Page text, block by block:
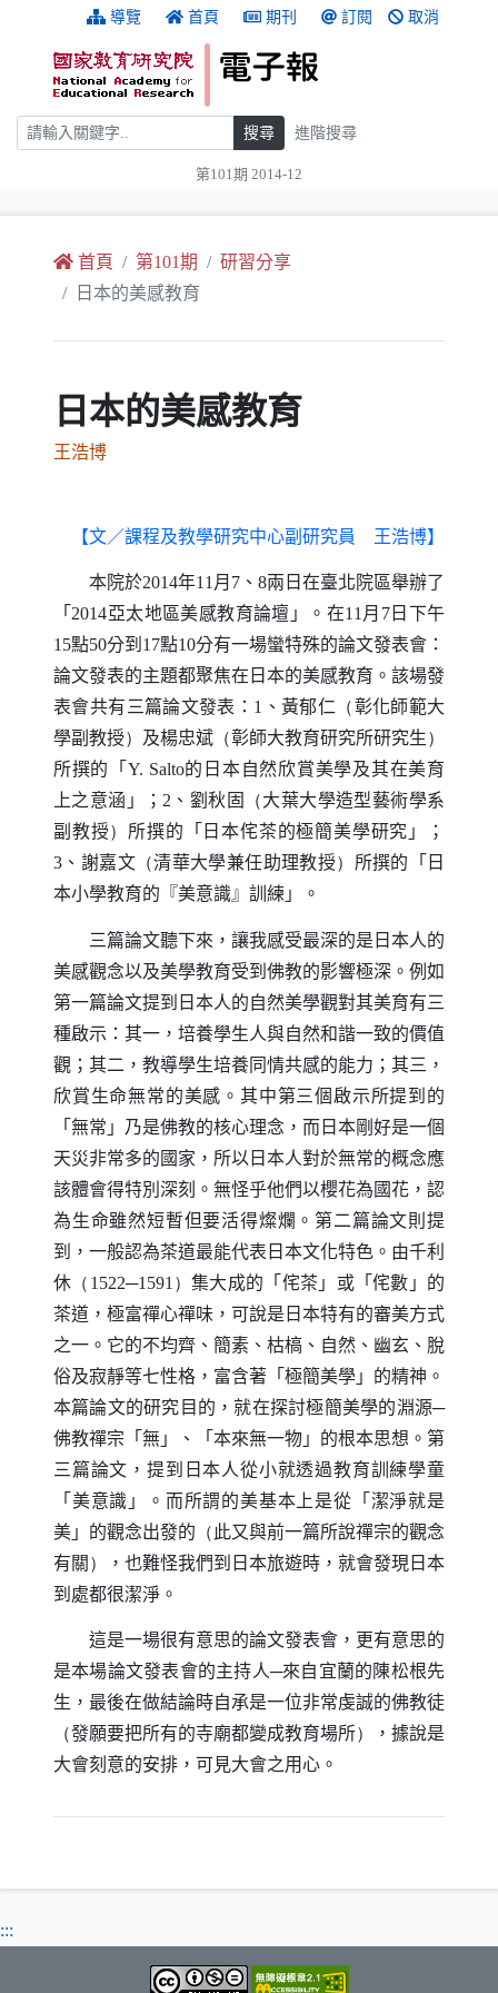
跳到主要內容 導覽 首頁 期刊 訂閱 取消
搜尋 搜尋 進階搜尋
第101期 2014-12
首頁 第101期
研習分享
日本的美感教育
日本的美感教育
王浩博
【文／課程及教學研究中心副研究員 王浩博】
本院於2014年11 月 7 、 8兩日在臺北院區舉辦了
「 2014亞太地區美感教育論壇」。在11 月 7日下午
15點50分到 17點10分有一場蠻特殊的論文發表會：
論文發表的主題都聚焦在日本的美感教育。該場發
表會共有三篇論文發表： 1 、黃郁仁 （彰化師範大
學副教授） 及楊忠斌 （彰師大教育研究所研究生）
所撰的「 Y. Salto的日本自然欣賞美學及其在美育
上之意涵」； 2 、劉秋固 （大葉大學造型藝術學系
副教授） 所撰的「日本侘茶的極簡美學研究」；
3 、謝嘉文（清華大學兼任助理教授） 所撰的「日
本小學教育的『美意識』訓練」。
三篇論文聽下來，讓我感受最深的是日本人的
美感觀念以及美學教育受到佛教的影響極深。例如
第一篇論文提到日本人的自然美學觀對其美育有三
種啟示：其一，培養學生人與自然和諧一致的價值
觀；其二，教導學生培養同情共感的能力；其三，
欣賞生命無常的美感。其中第三個啟示所提到的
「無常」乃是佛教的核心理念，而日本剛好是一個
天災非常多的國家，所以日本人對於無常的概念應
該體會得特別深刻。無怪乎他們以櫻花為國花，認
為生命雖然短暫但要活得燦爛。第二篇論文則提
到，一般認為茶道最能代表日本文化特色。由千利
休 （1522─1591）集大成的「侘茶」或「侘數」的
茶道，極富禪心禪味，可說是日本特有的審美方式
之一。它的不均齊、簡素、枯槁、自然、幽玄、脫
俗及寂靜等七性格，富含著「極簡美學」的精神。
本篇論文的研究目的，就在探討極簡美學的淵源─
佛教禪宗「無」、「本來無一物」的根本思想。第
三篇論文，提到日本人從小就透過教育訓練學童
「美意識」。而所謂的美基本上是從「潔淨就是
美」的觀念出發的 （ 此又與前一篇所說禪宗的觀念
有關 ）
，也難怪我們到日本旅遊時，就會發現日本
到處都很潔淨。
這是一場很有意思的論文發表會，更有意思的
是本場論文發表會的主持人─來自宜蘭的陳松根先
生，最後在做結論時自承是一位非常虔誠的佛教徒
（發願要把所有的寺廟都變成教育場所）
，據說是
大會刻意的安排，可見大會之用心。
:::